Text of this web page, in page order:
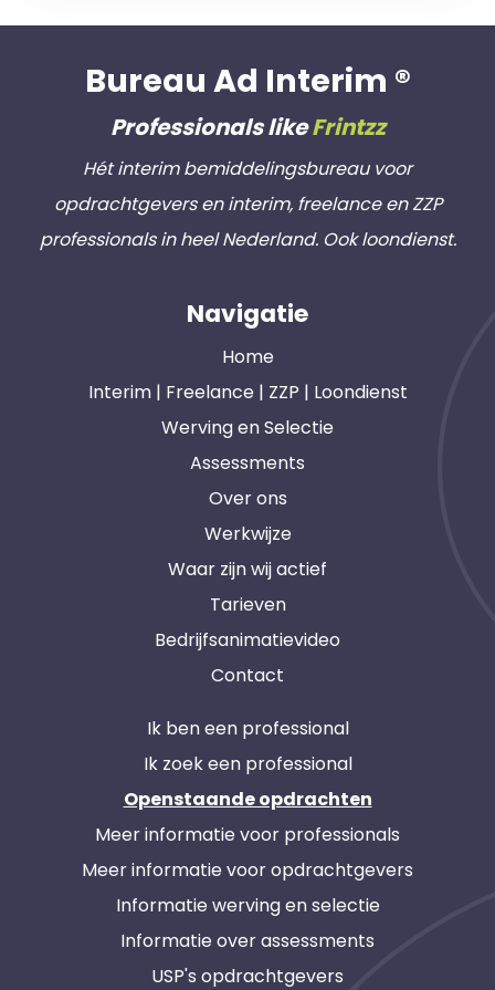
Bureau Ad Interim ®
Professionals likeFrintzz
Hét interim bemiddelingsbureau voor
opdrachtgevers en interim, freelance en ZZP
professionals in heel Nederland. Ook loondienst.
Navigatie
Home
Interim | Freelance | ZZP | Loondienst
Werving en Selectie
Assessments
Over ons
Werkwijze
Waar zijn wij actief
Tarieven
Bedrijfsanimatievideo
Contact
Ik ben een professional
Ik zoek een professional
Openstaande opdrachten
Meer informatie voor professionals
Meer informatie voor opdrachtgevers
Informatie werving en selectie
Informatie over assessments
USP's opdrachtgevers